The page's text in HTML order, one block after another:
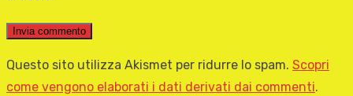
Questo sito utilizza Akismet per ridurre lo spam. Scopri
come vengono elaborati i dati derivati dai commenti.